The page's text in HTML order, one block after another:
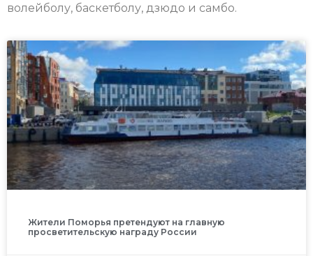
волейболу, баскетболу, дзюдо и самбо.
Жители Поморья претендуют на главную
просветительскую награду России